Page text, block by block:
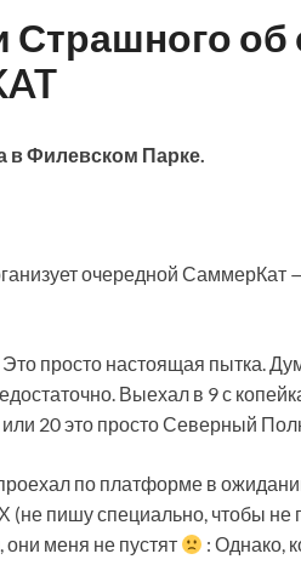
Страшного
в Филевском Парке.
очередной
просто настоящая пытка.
Выехал в 9 с
20 это просто Северный
по платформе в
пишу специально, чтобы не
меня не пустят
: Однако,